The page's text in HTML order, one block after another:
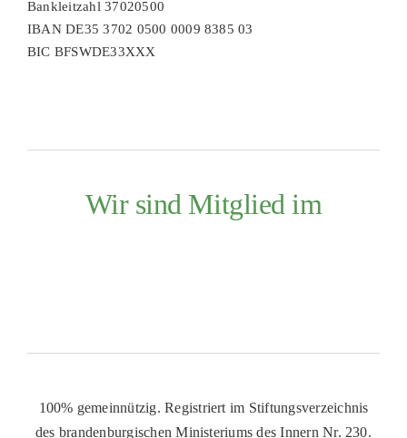
Bankleitzahl 37020500
IBAN DE35 3702 0500 0009 8385 03
BIC BFSWDE33XXX
Wir sind Mitglied im
100% gemeinnützig. Registriert im Stiftungsverzeichnis
des brandenburgischen Ministeriums des Innern Nr. 230.